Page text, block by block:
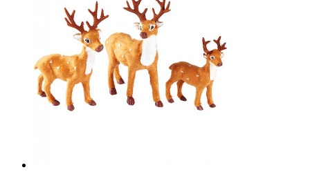
Chevron cupcake pinner
Tøffe cupcake pinner med chevron mønster som du kan
skrive det du ønsker på.
info
39